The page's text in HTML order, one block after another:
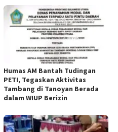
Humas AM Bantah Tudingan
PETI, Tegaskan Aktivitas
Tambang di Tanoyan Berada
dalam WIUP Berizin